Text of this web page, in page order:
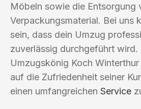
Möbeln sowie die Entsorgung
Verpackungsmaterial. Bei uns
sein, dass dein Umzug
zuverlässig durchgeführt wird.
Umzugskönig Koch
auf die Zufriedenheit seiner
einen umfangreichen Service